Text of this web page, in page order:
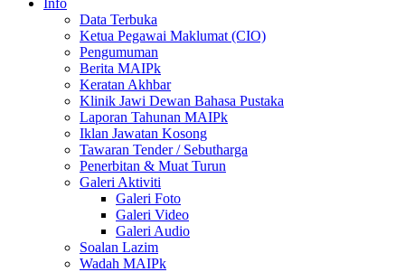
Data Terbuka
Ketua Pegawai Maklumat (CIO)
Pengumuman
Berita MAIPk
Keratan Akhbar
Klinik Jawi Dewan Bahasa Pustaka
Laporan Tahunan MAIPk
Iklan Jawatan Kosong
Tawaran Tender / Sebutharga
Penerbitan & Muat Turun
Galeri Aktiviti
Galeri Foto
Galeri Video
Galeri Audio
Soalan Lazim
Wadah MAIPk